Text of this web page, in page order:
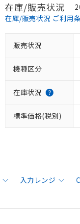
在庫/販売状況
在庫/販売状況 ご利用
販売状況
機種区分
在庫状況
標準価格(税別)
入力レンジ